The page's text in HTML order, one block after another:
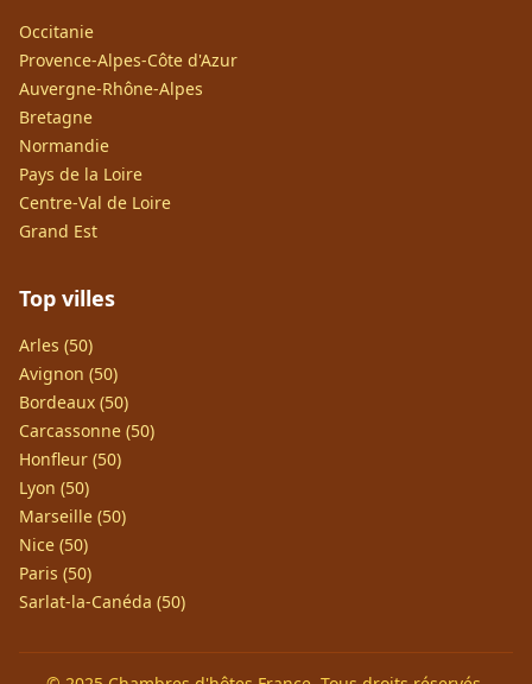
Occitanie
Provence-Alpes-Côte d'Azur
Auvergne-Rhône-Alpes
Bretagne
Normandie
Pays de la Loire
Centre-Val de Loire
Grand Est
Top villes
Arles (50)
Avignon (50)
Bordeaux (50)
Carcassonne (50)
Honfleur (50)
Lyon (50)
Marseille (50)
Nice (50)
Paris (50)
Sarlat-la-Canéda (50)